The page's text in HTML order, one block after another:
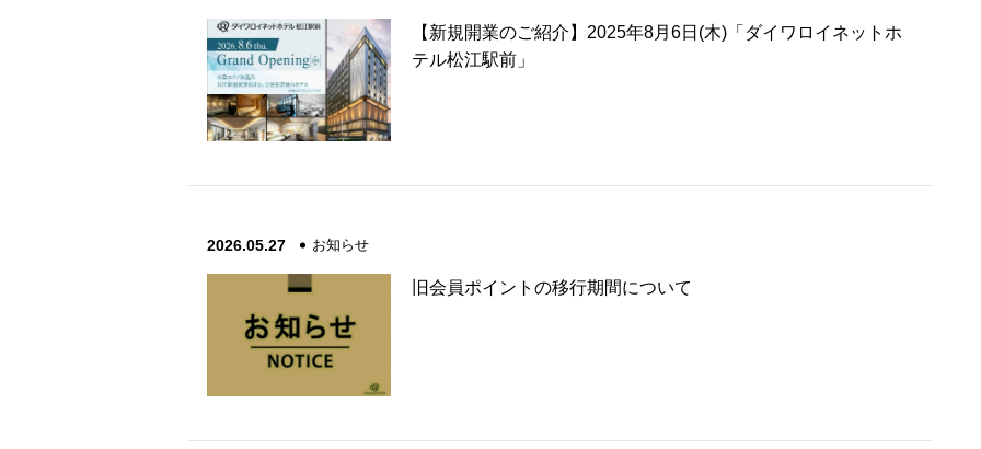
【新規開業のご紹介】2025年8月6日(木)「ダイワロイネットホ
テル松江駅前」
2026.05.27 お知らせ
旧会員ポイントの移行期間について